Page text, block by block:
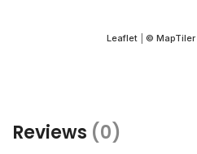
Leaflet © MapTiler
Reviews (0)